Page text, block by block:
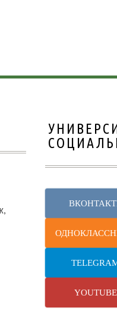
YOUTUBE